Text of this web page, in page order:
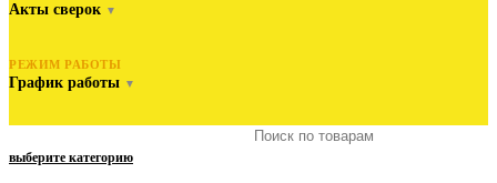
Акты сверок ▼
РЕЖИМ РАБОТЫ
График работы ▼
выберите категорию